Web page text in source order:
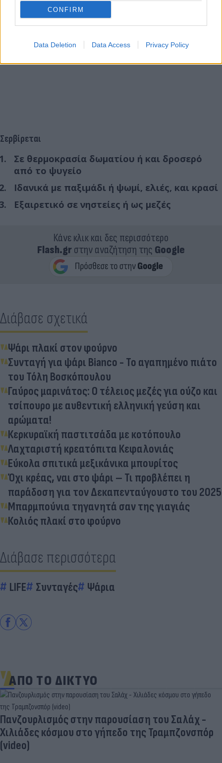
CONFIRM
Data Deletion Data Access Privacy Policy
Σερβίρεται
Σε θερμοκρασία δωματίου ή και δροσερό
από το ψυγείο
Ιδανικά με παξιμάδι ή ψωμί, ελιές, και κρασί
Εξαιρετικό σε νηστείες ή ως μεζές
Κάνε κλικ και δες περισσότερο
Flash.grστην αναζήτηση της Google
Διάβασε σχετικά
Ψάρι πλακί στον φούρνο
Συνταγή για ψάρι Bianco - Το αγαπημένο πιάτο
του Τόλη Βοσκόπουλου
Γαύρος μαρινάτος: Ο τέλειος μεζές για ούζο και
τσίπουρο με αυθεντική ελληνική γεύση και
αρώματα!
Κερκυραϊκή παστιτσάδα με κοτόπουλο
Λαχταριστή κρεατόπιτα Κεφαλονιάς
Εύκολα σπιτικά μεξικάνικα μπουρίτος
Όχι κρέας, ναι στο ψάρι – Τι προβλέπει η
παράδοση για τον Δεκαπενταύγουστο του 2025
Μπαρμπούνια τηγανητά σαν της γιαγιάς
Κολιός πλακί στο φούρνο
Διάβασε περισσότερα
LIFE Συνταγές Ψάρια
ΑΠΟ ΤΟ ΔΙΚΤΥΟ
Πανζουρλισμός στην παρουσίαση του Σαλάχ -
Χιλιάδες κόσμου στο γήπεδο της Τραμπζονσπόρ
(video)